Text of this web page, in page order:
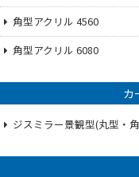
角型アクリル 4560
角型アクリル 6080
カ
ジスミラー景観型(丸型・